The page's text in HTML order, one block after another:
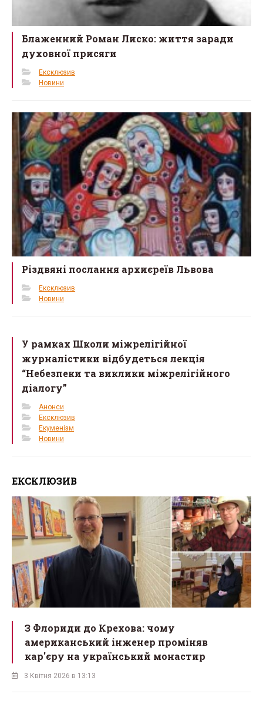
Блаженний Роман Лиско: життя заради
духовної присяги
Ексклюзив
Новини
Різдвяні послання архиєреїв Львова
Ексклюзив
Новини
У рамках Школи міжрелігійної
журналістики відбудеться лекція
“Небезпеки та виклики міжрелігійного
діалогу”
Анонси
Ексклюзив
Екуменізм
Новини
ЕКСКЛЮЗИВ
З Флориди до Крехова: чому
американський інженер проміняв
кар'єру на український монастир
3 Квітня 2026 в 13:13